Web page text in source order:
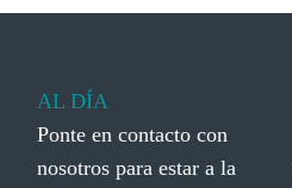
AL DÍA
Ponte en contacto con
nosotros para estar a la